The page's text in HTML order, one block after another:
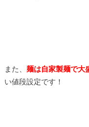
また、 麺は自家製麺で大
い値段設定です！